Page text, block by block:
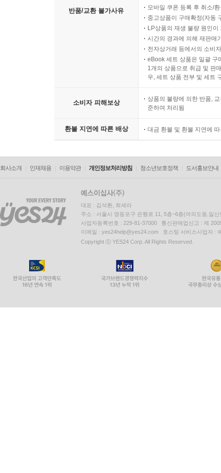
반품/교환 불가사유
모바일 쿠폰 등록 후 취소/
중고상품이 구매확정(자동
LP상품의 재생 불량 원인
시간의 경과에 의해 재판매
전자상거래 등에서의 소비
eBook 세트 상품은 일괄 구
1개의 상품으로 취급 및 판
우, 세트 상품 전부 및 세트
소비자 피해보상
상품의 불량에 의한 반품,
준하여 처리됨
환불 지연에 따른 배상 대금 환불 및 환불 지연에
회사소개 인재채용 이용약관 개인정보처리방침 청소년보호정책 도서홍보안내
대표 : 김석환, 최세라
주소 : 서울시 영등포구 은행로 11, 5층~6층(여의도동,일신
사업자등록번호 : 229-81-37000 통신판매업신고 : 제
이메일 : yes24help@yes24.com 호스팅 서비스사업자 :
Copyright ⓒ YES24 Corp. All Rights Reserved.